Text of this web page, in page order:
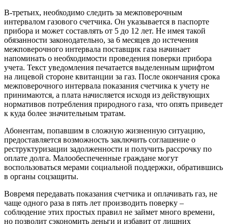
В-третьих, необходимо следить за межповерочным
интервалом газового счетчика. Он указывается в паспорте
прибора и может составлять от 5 до 12 лет. Не имея такой
обязанности законодательно, за 6 месяцев до истечения
межповерочного интервала поставщик газа начинает
напоминать о необходимости проведения поверки прибора
учета. Текст уведомления печатается выделенным шрифтом
на лицевой стороне квитанции за газ. После окончания срока
межповерочного интервала показания счетчика к учету не
принимаются, а плата начисляется исходя из действующих
нормативов потребления природного газа, что опять приведет
к куда более значительным тратам.
Абонентам, попавшим в сложную жизненную ситуацию,
предоставляется возможность заключить соглашение о
реструктуризации задолженности и получить рассрочку по
оплате долга. Малообеспеченные граждане могут
воспользоваться мерами социальной поддержки, обратившись
в органы соцзащиты.
Вовремя передавать показания счетчика и оплачивать газ, не
чаще одного раза в пять лет производить поверку –
соблюдение этих простых правил не займет много времени,
но позволит сэкономить деньги и избавит от лишних